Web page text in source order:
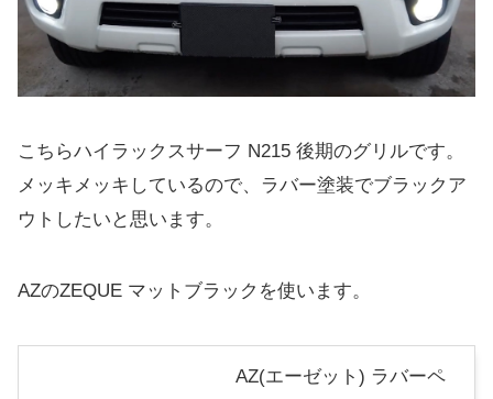
こちらハイラックスサーフ N215 後期のグリルです。
メッキメッキしているので、ラバー塗装でブラックア
ウトしたいと思います。
AZのZEQUE マットブラックを使います。
AZ(エーゼット) ラバーペ